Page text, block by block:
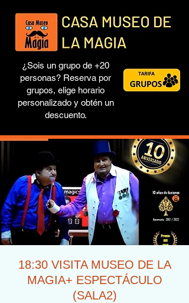
¿Sois un grupo de +20
personas? Reserva por
grupos, elige horario
personalizado y obtén un
descuento.
18:30 VISITA MUSEO DE LA
MAGIA+ ESPECTÁCULO
(SALA2)